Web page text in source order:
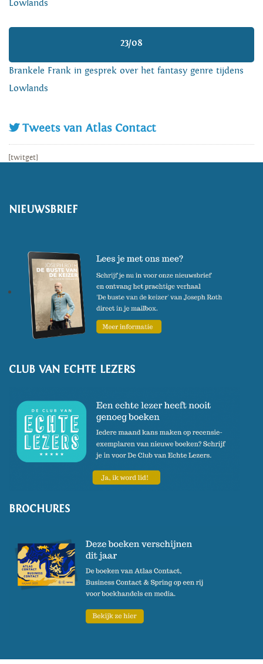
Lowlands
23/08
Brankele Frank in gesprek over het fantasy genre tijdens
Lowlands
Tweets van Atlas Contact
[twitget]
NIEUWSBRIEF
CLUB VAN ECHTE LEZERS
BROCHURES